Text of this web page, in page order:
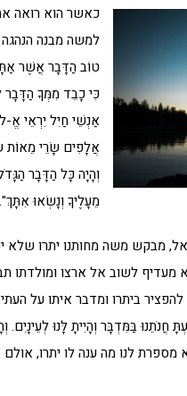
כאשר הוא רואה
למשה מבנה הנהגה
טוֹב הַדָּבָר אֲשֶׁר
כִּי כָבֵד מִמְּךָ
אַנְשֵׁי חַיִל יִרְאֵי
אֲלָפִים שָׂרֵי
וְהָיָה כָּל הַדָּבָר
מֵעָלֶיךָ וְנָשְׂאוּ אִתָּךְ".
מבקש משה מחותנו יתרו שלא
לשוב אל ארצו ומולדתו
ביתרו ומדבר איתו על
חֲנֹתֵנוּ בַּמִּדְבָּר וְהָיִיתָ לָּנוּ לְעֵינָיִם.
מספרת לנו מה ענה לו יתרו,